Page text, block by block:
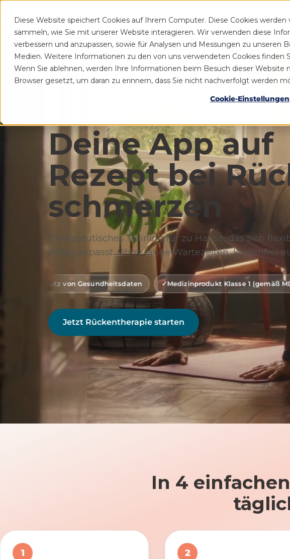
Diese Website speichert Cookies auf Ihrem Computer. Diese Cookies
sammeln, wie Sie mit unserer Website interagieren. Wir verwenden diese
verbessern und anzupassen, sowie für Analysen und Messungen zu unseren
Medien. Weitere Informationen zu den von uns verwendeten Cookies finden
Wenn Sie ablehnen, werden Ihre Informationen beim Besuch dieser Website
Browser gesetzt, um daran zu erinnern, dass Sie nicht nachverfolgt werden
Cookie-Einstellungen
Patient Praxis Funktionen
Deine App auf
Rezept bei
schmerzen
Therapeutisches Training für zu Hause, das sich
Alltag anpasst. Ohne lange Wartezeiten, kostenfrei
Gesundheitsdaten Medizinprodukt Klasse 1 (gemäß MDR) Digitale
Jetzt Rückentherapie starten
In 4
1 2